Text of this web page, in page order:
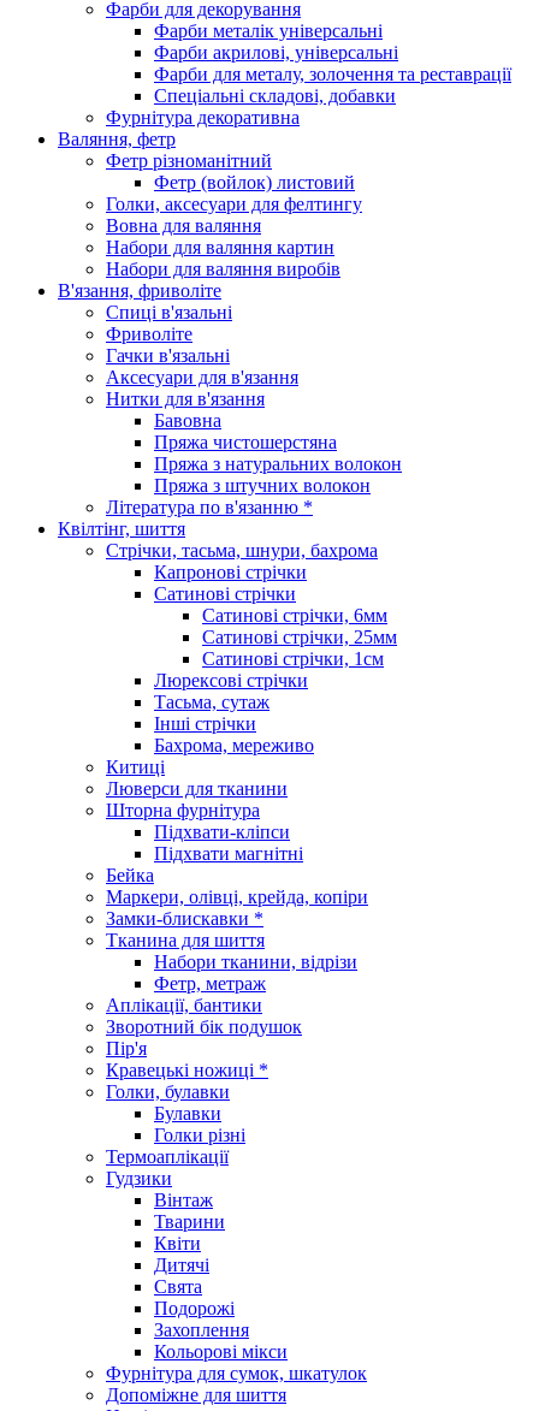
Фарби для декорування
Фарби металік універсальні
Фарби акрилові, універсальні
Фарби для металу, золочення та реставрації
Спеціальні складові, добавки
Фурнітура декоративна
Валяння, фетр
Фетр різноманітний
Фетр (войлок) листовий
Голки, аксесуари для фелтингу
Вовна для валяння
Набори для валяння картин
Набори для валяння виробів
В'язання, фриволіте
Спиці в'язальні
Фриволіте
Гачки в'язальні
Аксесуари для в'язання
Нитки для в'язання
Бавовна
Пряжа чистошерстяна
Пряжа з натуральних волокон
Пряжа з штучних волокон
Література по в'язанню *
Квілтінг, шиття
Стрічки, тасьма, шнури, бахрома
Капронові стрічки
Сатинові стрічки
Сатинові стрічки, 6мм
Сатинові стрічки, 25мм
Сатинові стрічки, 1см
Люрексові стрічки
Тасьма, сутаж
Інші стрічки
Бахрома, мереживо
Китиці
Люверси для тканини
Шторна фурнітура
Підхвати-кліпси
Підхвати магнітні
Бейка
Маркери, олівці, крейда, копіри
Замки-блискавки *
Тканина для шиття
Набори тканини, відрізи
Фетр, метраж
Аплікації, бантики
Зворотний бік подушок
Пір'я
Кравецькі ножиці *
Голки, булавки
Булавки
Голки різні
Термоаплікації
Гудзики
Вінтаж
Тварини
Квіти
Дитячі
Свята
Подорожі
Захоплення
Кольорові мікси
Фурнітура для сумок, шкатулок
Допоміжне для шиття